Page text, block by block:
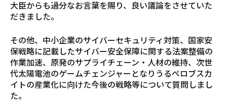
大臣からも過分なお言葉を賜り、良い議論をさせていた
だきました。
その他、中小企業のサイバーセキュリティ対策、国家安
保戦略に記載したサイバー安全保障に関する法案整備の
作業加速、原発のサプライチェーン・人材の維持、次世
代太陽電池のゲームチェンジャーとなりうるペロブスカ
イトの産業化に向けた今後の戦略等について質問しまし
た。